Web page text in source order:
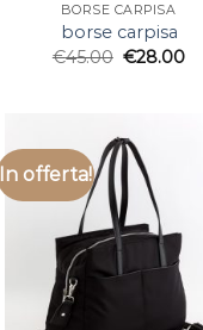
BORSE CARPISA
borse carpisa
€45.00 €28.00
In offerta!